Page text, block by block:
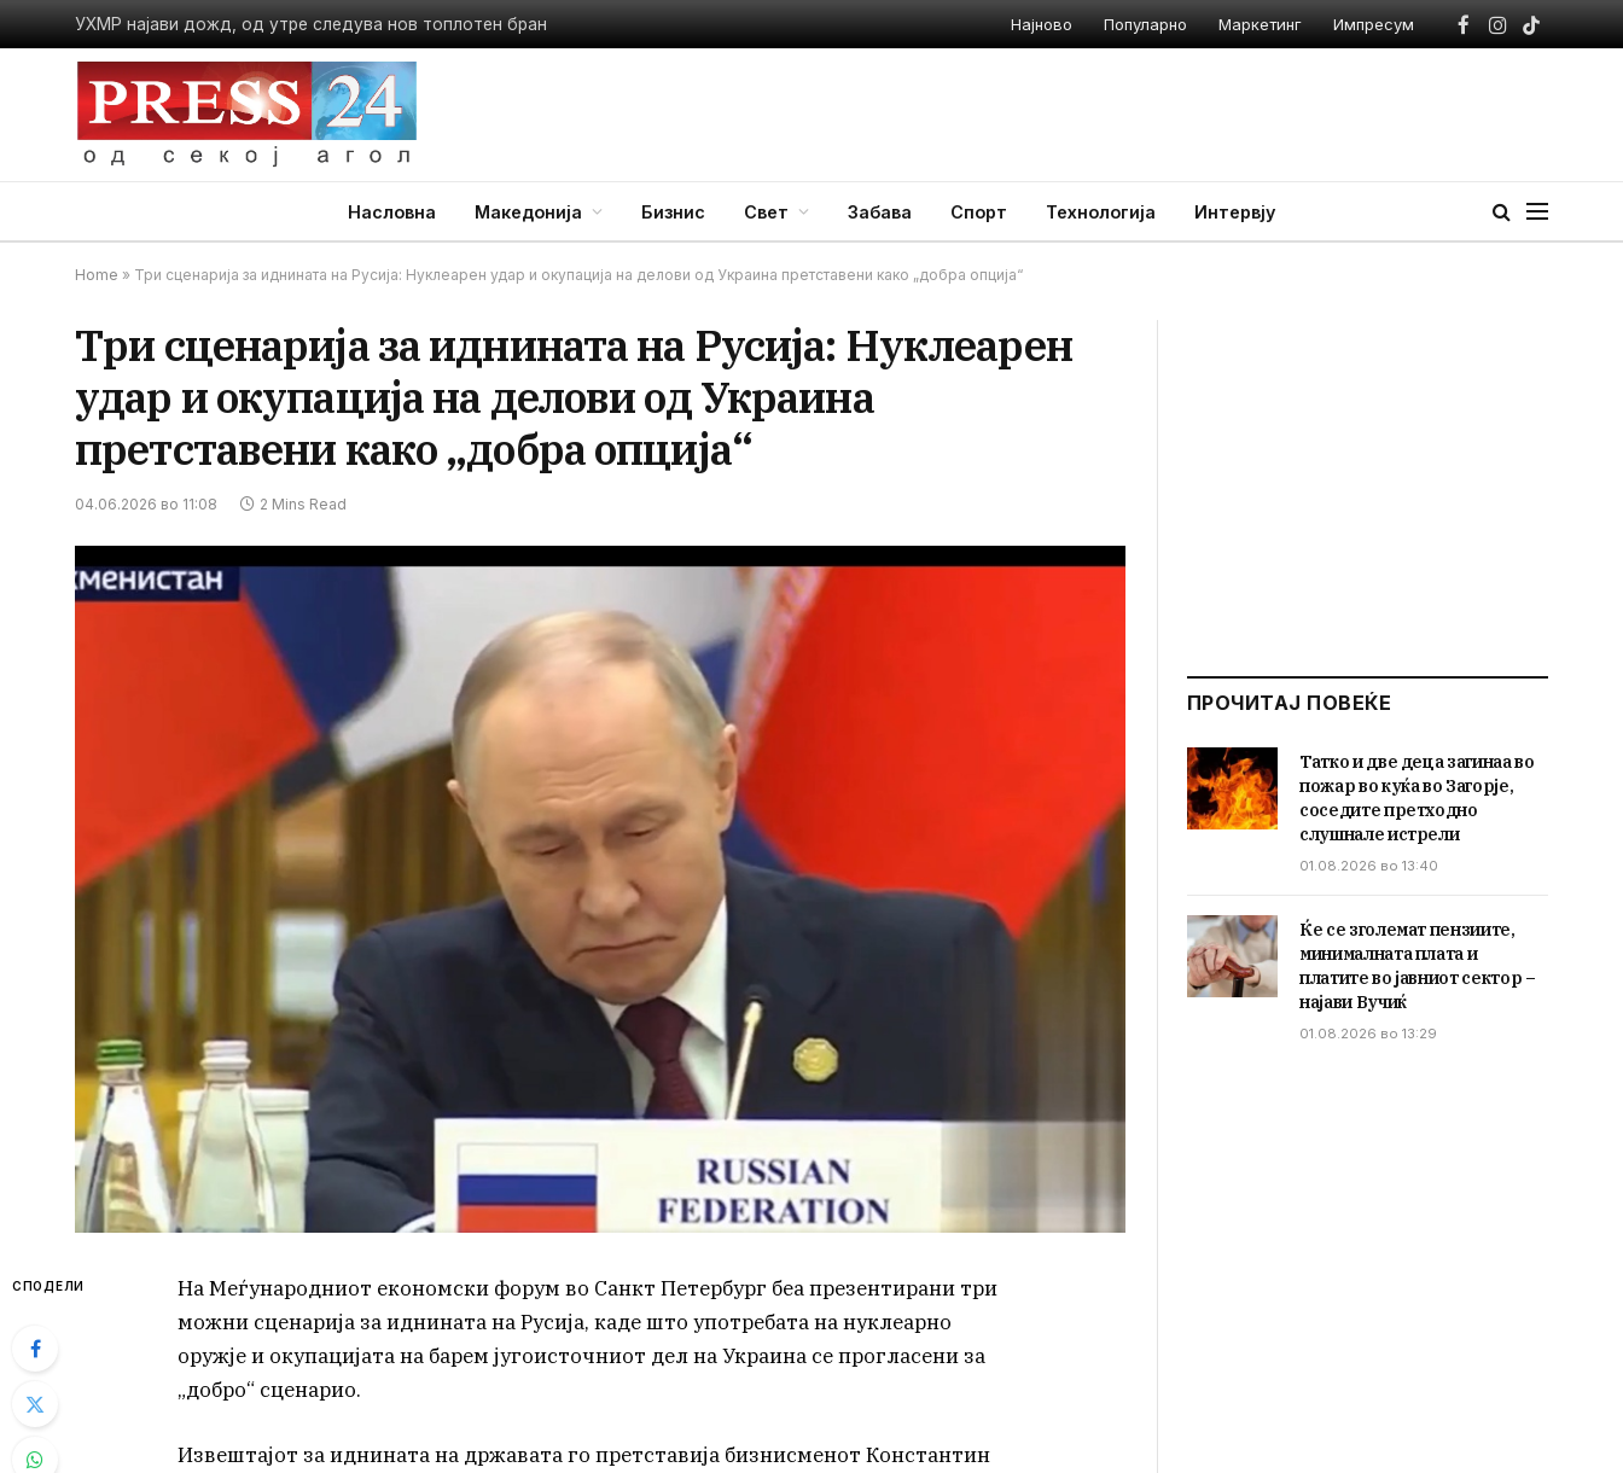
УХМР најави дожд, од утре следува нов топлотен бран Најново Популарно Маркетинг Импресум
Facebook
Instagram
TikTok
Насловна Македонија Бизнис Свет Забава Спорт Технологија Интервју
Home » Три сценарија за иднината на Русија: Нуклеарен удар и окупација на делови од Украина претставени како „добра опција“
Три сценарија за иднината на Русија: Нуклеарен
удар и окупација на делови од Украина
претставени како „добра опција“
04.06.2026 во 11:08 2 Mins Read
СПОДЕЛИ
На Меѓународниот економски форум во Санкт Петербург беа презентирани три
можни сценарија за иднината на Русија, каде што употребата на нуклеарно
оружје и окупацијата на барем југоисточниот дел на Украина се прогласени за
„добро“ сценарио.
Извештајот за иднината на државата го претставија бизнисменот Константин
ПРОЧИТАЈ ПОВЕЌЕ
Татко и две деца загинаа во
пожар во куќа во Загорје,
соседите претходно
слушнале истрели
01.08.2026 во 13:40
Ќе се зголемат пензиите,
минималната плата и
платите во јавниот сектор –
најави Вучиќ
01.08.2026 во 13:29